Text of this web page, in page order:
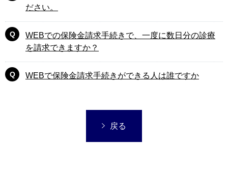
ださい。
WEBでの保険金請求手続きで、一度に数日分の診療
を請求できますか？
WEBで保険金請求手続きができる人は誰ですか
戻る